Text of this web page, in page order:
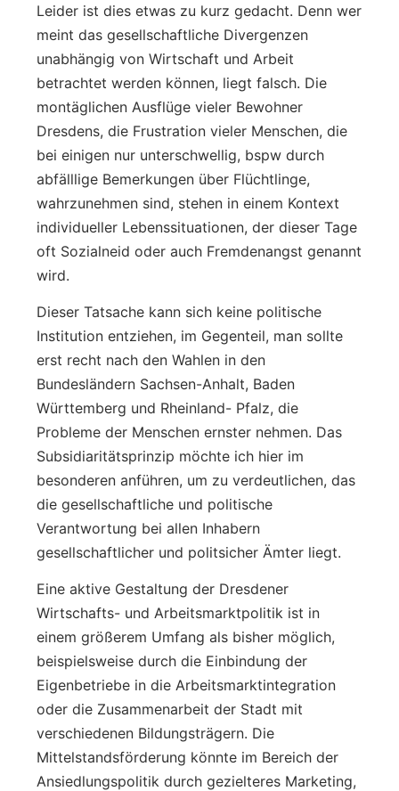
Leider ist dies etwas zu kurz gedacht. Denn wer
meint das gesellschaftliche Divergenzen
unabhängig von Wirtschaft und Arbeit
betrachtet werden können, liegt falsch. Die
montäglichen Ausflüge vieler Bewohner
Dresdens, die Frustration vieler Menschen, die
bei einigen nur unterschwellig, bspw durch
abfälllige Bemerkungen über Flüchtlinge,
wahrzunehmen sind, stehen in einem Kontext
individueller Lebenssituationen, der dieser Tage
oft Sozialneid oder auch Fremdenangst genannt
wird.
Dieser Tatsache kann sich keine politische
Institution entziehen, im Gegenteil, man sollte
erst recht nach den Wahlen in den
Bundesländern Sachsen-Anhalt, Baden
Württemberg und Rheinland- Pfalz, die
Probleme der Menschen ernster nehmen. Das
Subsidiaritätsprinzip möchte ich hier im
besonderen anführen, um zu verdeutlichen, das
die gesellschaftliche und politische
Verantwortung bei allen Inhabern
gesellschaftlicher und politsicher Ämter liegt.
Eine aktive Gestaltung der Dresdener
Wirtschafts- und Arbeitsmarktpolitik ist in
einem größerem Umfang als bisher möglich,
beispielsweise durch die Einbindung der
Eigenbetriebe in die Arbeitsmarktintegration
oder die Zusammenarbeit der Stadt mit
verschiedenen Bildungsträgern. Die
Mittelstandsförderung könnte im Bereich der
Ansiedlungspolitik durch gezielteres Marketing,